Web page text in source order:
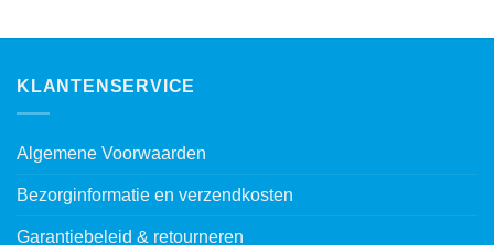
KLANTENSERVICE
Algemene Voorwaarden
Bezorginformatie en verzendkosten
Garantiebeleid & retourneren